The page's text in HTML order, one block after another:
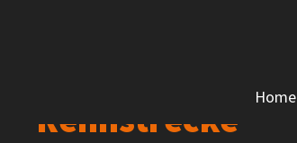
Home
Rennstrecke